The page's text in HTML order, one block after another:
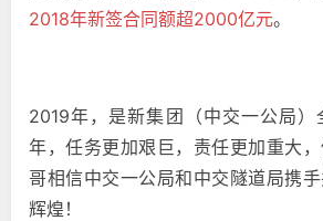
2018年新签合同额超2000亿元。
2019年，是新集团（中交一公局）
年，任务更加艰巨，责任更加重大
哥相信中交一公局和中交隧道局携
辉煌！